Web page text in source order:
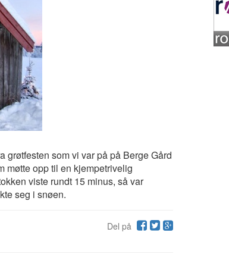
grøtfesten som vi var på på Berge Gård
møtte opp til en kjempetrivelig
viste rundt 15 minus, så var
seg i snøen.
Del på